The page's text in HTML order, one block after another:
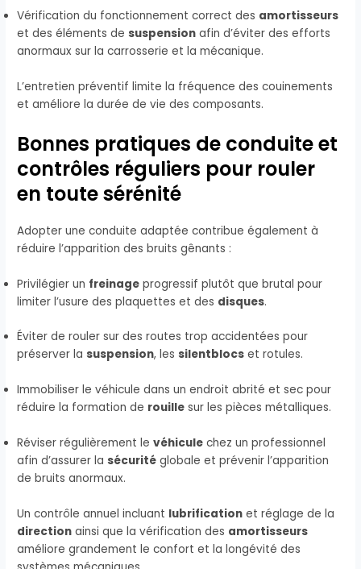
Vérification du fonctionnement correct des amortisseurs
et des éléments desuspension afin d’éviter des efforts
anormaux sur la carrosserie et la mécanique.
L’entretien préventif limite la fréquence des couinements
et améliore la durée de vie des composants.
Bonnes pratiques de conduite et
contrôles réguliers pour rouler
en toute sérénité
Adopter une conduite adaptée contribue également à
réduire l’apparition des bruits gênants :
Privilégier un freinage progressif plutôt que brutal pour
limiter l’usure des plaquettes et des disques.
Éviter de rouler sur des routes trop accidentées pour
préserver lasuspension, lessilentblocs et rotules.
Immobiliser le véhicule dans un endroit abrité et sec pour
réduire la formation de rouille sur les pièces métalliques.
Réviser régulièrement levéhicule chez un professionnel
afin d’assurer lasécurité globale et prévenir l’apparition
de bruits anormaux.
Un contrôle annuel incluant lubrification et réglage de la
direction ainsi que la vérification des amortisseurs
améliore grandement le confort et la longévité des